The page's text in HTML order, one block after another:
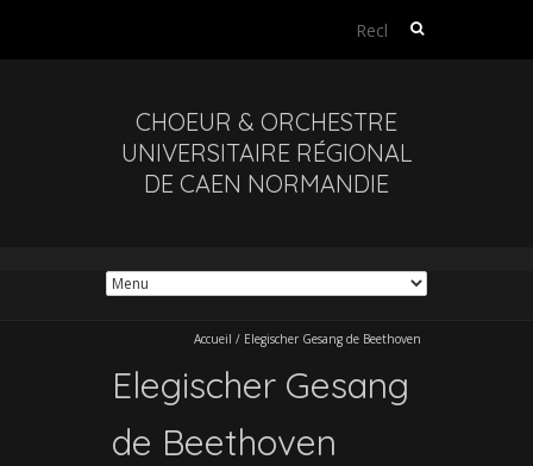
Rechercher :
CHOEUR & ORCHESTRE
UNIVERSITAIRE RÉGIONAL
DE CAEN NORMANDIE
Accueil / Elegischer Gesang de Beethoven
Elegischer Gesang
de Beethoven